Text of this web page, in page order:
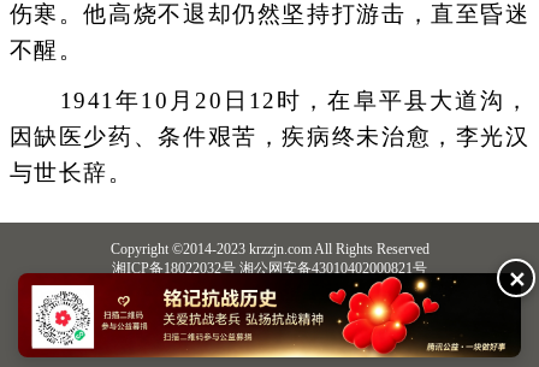
伤寒。他高烧不退却仍然坚持打游击，直至昏迷
不醒。
1941年10月20日12时，在阜平县大道沟，
因缺医少药、条件艰苦，疾病终未治愈，李光汉
与世长辞。
Copyright ©2014-2023 krzzjn.com All Rights Reserved
湘ICP备18022032号 湘公网安备43010402000821号
中央网信办违法和不良信息举报中心
长沙市互联网违法和不良信息举报中心
不良信息举报电话：0731-85531328 19198230121（微信同号）
纠错电话：18182129125 15116420702
QQ：2652168198
✕